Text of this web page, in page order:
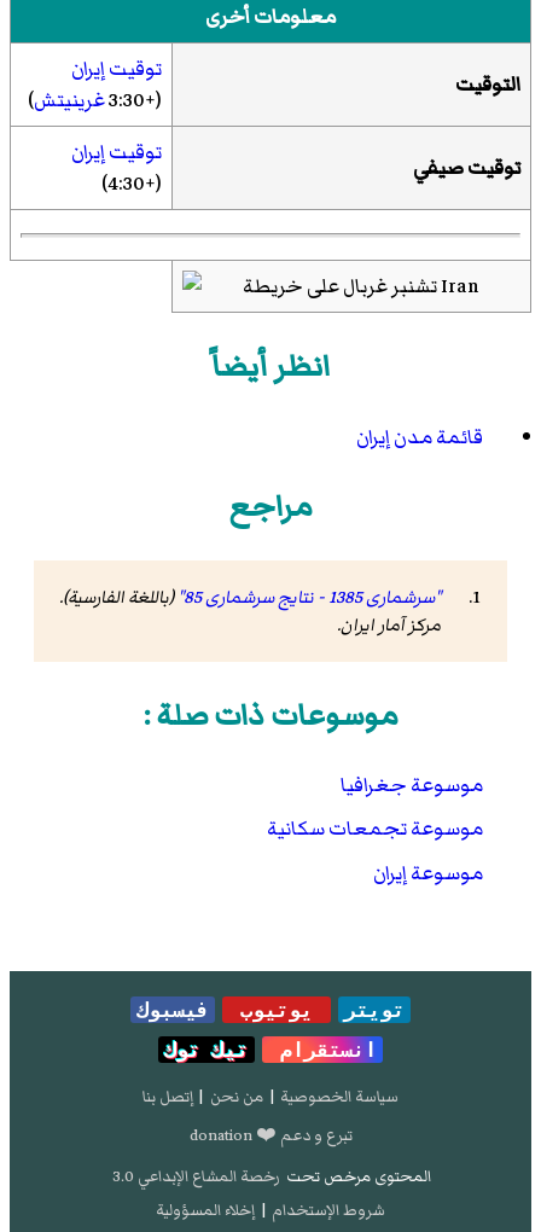
معلومات أخرى
التوقيت
توقيت إيران
(+3:30
غرينيتش)
توقيت صيفي
توقيت إيران
(+4:30)
انظر أيضاً
قائمة مدن إيران
مراجع
"سرشماری 1385 - نتایج سرشماری 85"
(باللغة الفارسية).
مرکز آمار ایران.
موسوعات ذات صلة :
موسوعة جغرافيا
موسوعة تجمعات سكانية
موسوعة إيران
تويتر يوتيوب
فيسبوك
انستقرام
تيك توك
سياسة الخصوصية | من نحن | إتصل بنا
تبرع و دعم ❤️ donation
المحتوى مرخص تحت رخصة المشاع الإبداعي 3.0
شروط الإستخدام | إخلاء المسؤولية